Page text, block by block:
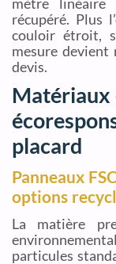
récupéré. Plus
couloir étroit,
mesure devient
devis.
Matériaux
placard
Panneaux
options
La matière
particules